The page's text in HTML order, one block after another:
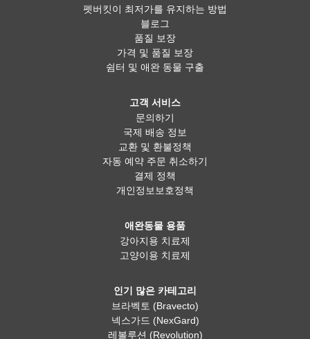
펫버킷이 최저가를 유지하는 방법
블로그
품질 보장
가격 및 품질 보장
쉼터 및 애완 동물 구출
고객 서비스
문의하기
국제 배송 정보
교환 및 환불정책
자동 예약 주문 취소하기
결제 정책
개인정보보호정책
애완동물 용품
강아지용 치료제
고양이용 치료제
인기 많은 카테고리
브라벡토 (Bravecto)
넥스가드 (NexGard)
레볼루션 (Revolution)